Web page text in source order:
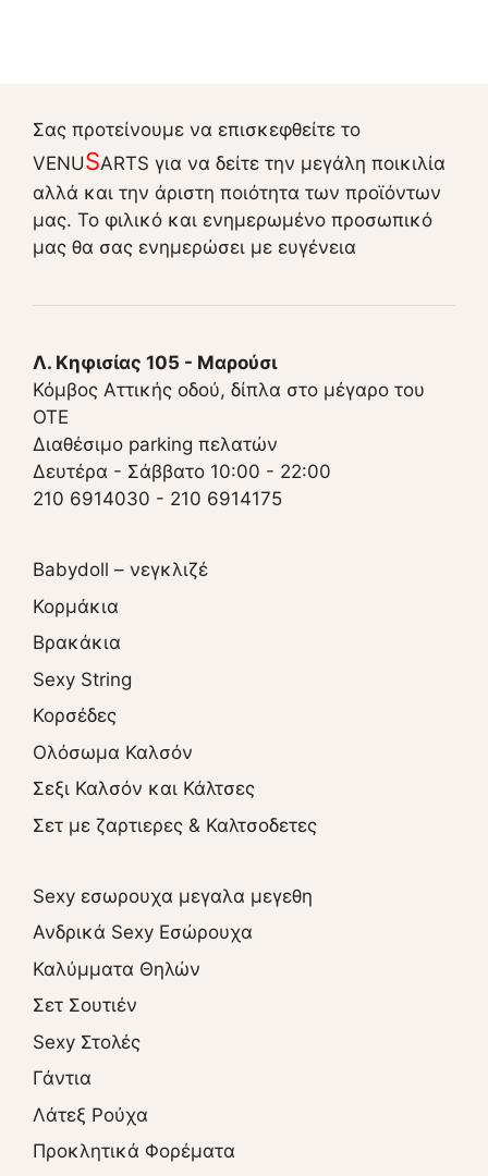
Σας προτείνουμε να επισκεφθείτε το
VENUSARTS για να δείτε την μεγάλη ποικιλία
αλλά και την άριστη ποιότητα των προϊόντων
μας. Το φιλικό και ενημερωμένο προσωπικό
μας θα σας ενημερώσει με ευγένεια
Λ. Κηφισίας 105 - Μαρούσι
Κόμβος Αττικής οδού, δίπλα στο μέγαρο του
ΟΤΕ
Διαθέσιμο parking πελατών
Δευτέρα - Σάββατο 10:00 - 22:00
210 6914030 - 210 6914175
Babydoll – νεγκλιζέ
Κορμάκια
Βρακάκια
Sexy String
Κορσέδες
Ολόσωμα Καλσόν
Σεξι Καλσόν και Κάλτσες
Σετ με ζαρτιερες & Καλτσοδετες
Sexy εσωρουχα μεγαλα μεγεθη
Ανδρικά Sexy Εσώρουχα
Καλύμματα Θηλών
Σετ Σουτιέν
Sexy Στολές
Γάντια
Λάτεξ Ρούχα
Προκλητικά Φορέματα